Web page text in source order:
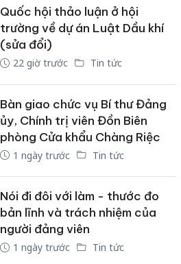
Quốc hội thảo luận ở hội
trường về dự án Luật Dầu khí
(sửa đổi)
22 giờ trước Tin tức
Bàn giao chức vụ Bí thư Đảng
ủy, Chính trị viên Đồn Biên
phòng Cửa khẩu Chàng Riệc
1 ngày trước Tin tức
Nói đi đôi với làm - thước đo
bản lĩnh và trách nhiệm của
người đảng viên
1 ngày trước Tin tức